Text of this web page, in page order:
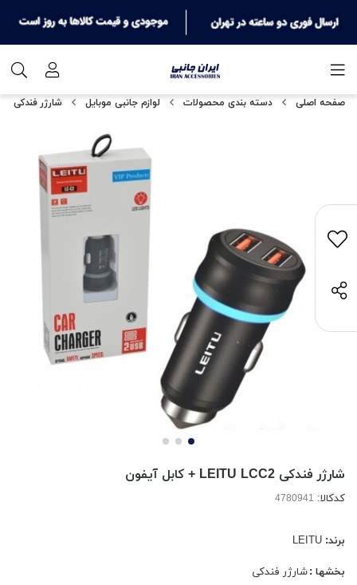
صفحه اصلی دسته بندی محصولات لوازم جانبی موبایل شارژر فندکی
شارژر فندکی LEITU LCC2 + کابل آیفون
کدکالا:
برند: LEITU
بخشها :شارژر فندکی